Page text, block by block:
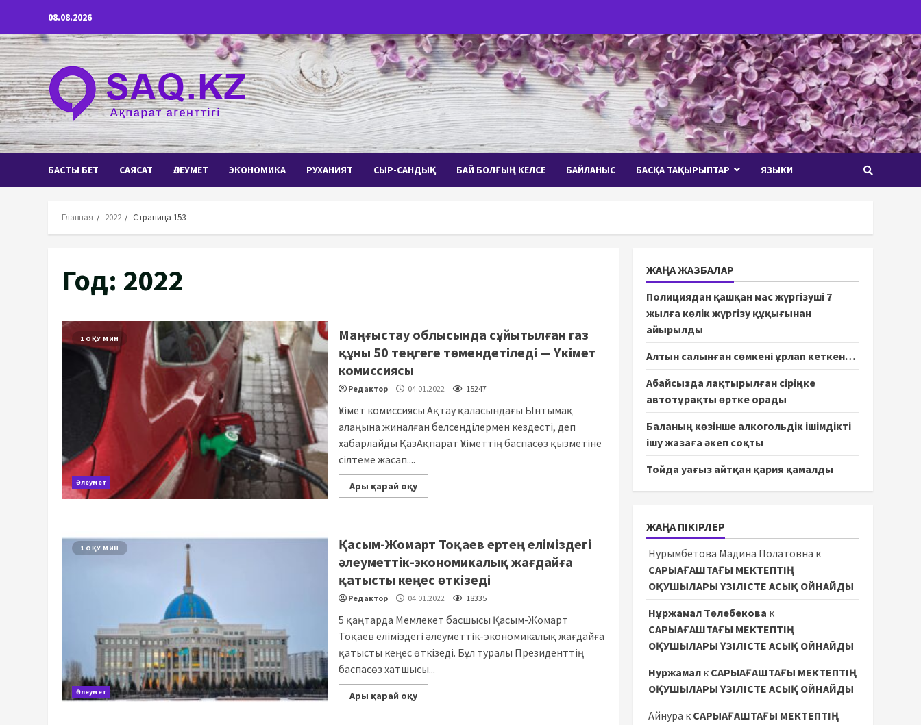
содержимому
08.08.2026
БАСТЫ БЕТ САЯСАТ ӘЛЕУМЕТ ЭКОНОМИКА РУХАНИЯТ СЫР-САНДЫҚ БАЙ БОЛҒЫҢ КЕЛСЕ БАЙЛАНЫС БАСҚА ТАҚЫРЫПТАР ЯЗЫКИ
Главная 2022 Страница 153
Год: 2022
1 ОҚУ МИН
Әлеумет
Маңғыстау облысында сұйытылған газ
құны 50 теңгеге төмендетіледі — Үкімет
комиссиясы
Редактор 04.01.2022 15247
Үкімет комиссиясы Ақтау қаласындағы Ынтымақ
алаңына жиналған белсенділермен кездесті, деп
хабарлайды ҚазАқпарат Үкіметтің баспасөз қызметіне
сілтеме жасап....
Ары қарай оқу
1 ОҚУ МИН
Әлеумет
Қасым-Жомарт Тоқаев ертең еліміздегі
әлеуметтік-экономикалық жағдайға
қатысты кеңес өткізеді
Редактор 04.01.2022 18335
5 қаңтарда Мемлекет басшысы Қасым-Жомарт
Тоқаев еліміздегі әлеуметтік-экономикалық жағдайға
қатысты кеңес өткізеді. Бұл туралы Президенттің
баспасөз хатшысы...
Ары қарай оқу
ЖАҢА ЖАЗБАЛАР
Полициядан қашқан мас жүргізуші 7
жылға көлік жүргізу құқығынан
айырылды
Алтын салынған сөмкені ұрлап кеткен…
Абайсызда лақтырылған сіріңке
автотұрақты өртке орады
Баланың көзінше алкогольдік ішімдікті
ішу жазаға әкеп соқты
Тойда уағыз айтқан қария қамалды
ЖАҢА ПІКІРЛЕР
Нурымбетова Мадина Полатовна к
САРЫАҒАШТАҒЫ МЕКТЕПТІҢ
ОҚУШЫЛАРЫ ҮЗІЛІСТЕ АСЫҚ ОЙНАЙДЫ
Нұржамал Төлебекова к
САРЫАҒАШТАҒЫ МЕКТЕПТІҢ
ОҚУШЫЛАРЫ ҮЗІЛІСТЕ АСЫҚ ОЙНАЙДЫ
Нуржамалк САРЫАҒАШТАҒЫ МЕКТЕПТІҢ
ОҚУШЫЛАРЫ ҮЗІЛІСТЕ АСЫҚ ОЙНАЙДЫ
Айнура к САРЫАҒАШТАҒЫ МЕКТЕПТІҢ